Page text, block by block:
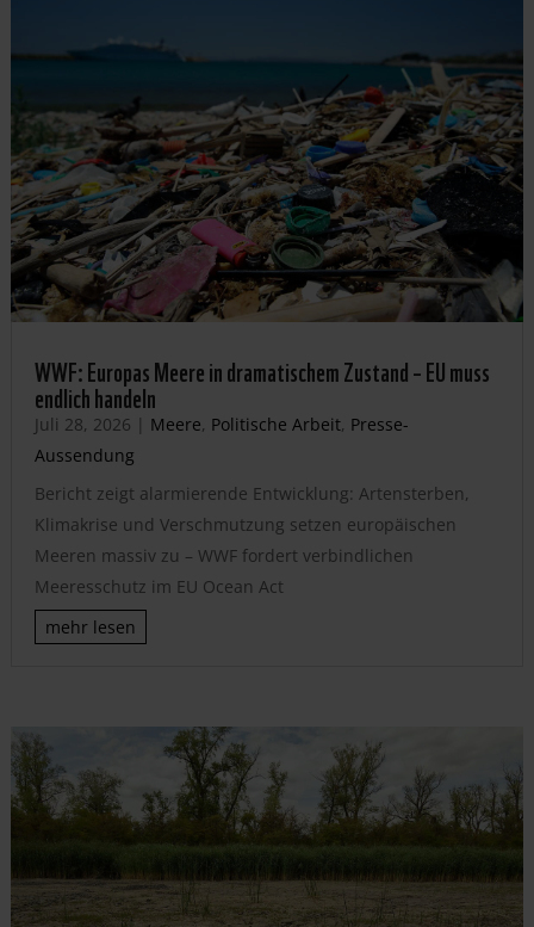
WWF: Europas Meere in dramatischem Zustand – EU muss
endlich handeln
Juli 28, 2026 | Meere, Politische Arbeit, Presse-
Aussendung
Bericht zeigt alarmierende Entwicklung: Artensterben,
Klimakrise und Verschmutzung setzen europäischen
Meeren massiv zu – WWF fordert verbindlichen
Meeresschutz im EU Ocean Act
mehr lesen